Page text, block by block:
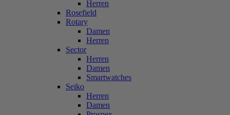
Herren
Rosefield
Rotary
Damen
Herren
Sector
Herren
Damen
Smartwatches
Seiko
Herren
Damen